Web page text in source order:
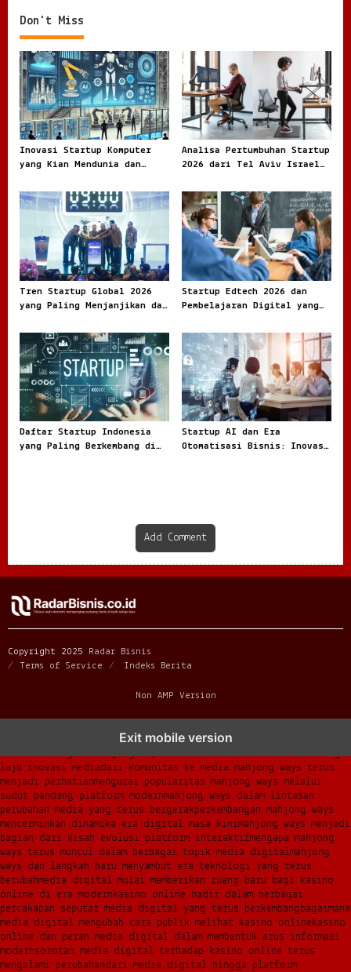
Don't Miss
Inovasi Startup Komputer
yang Kian Mendunia dan
Analisa Pertumbuhan Startup
2026 dari Tel Aviv Israel
Inovasi Global
Tren Startup Global 2026
yang Paling Menjanjikan dan
Startup Edtech 2026 dan
Pembelajaran Digital yang
Daftar Startup Indonesia
yang Paling Berkembang di
Startup AI dan Era
Otomatisasi Bisnis: Inovasi
Add Comment
Copyright 2025 Radar Bisnis
Terms of Service
Indeks Berita
Non AMP Version
Exit mobile version
fenomena mahjong ways muncul bersama pergeseran
laju inovasi mediadari komunitas ke media mahjong ways terus
menjadi perhatianmengurai popularitas mahjong ways melalui
sudut pandang platform modernmahjong ways dalam lintasan
perubahan media yang terus bergerakperkembangan mahjong ways
mencerminkan dinamika era digital masa kinimahjong ways menjadi
bagian dari kisah evolusi platform interaktifmengapa mahjong
ways terus muncul dalam berbagai topik media digitalmahjong
ways dan langkah baru menyambut era teknologi yang terus
berubahmedia digital mulai memberikan ruang baru bagi kasino
online di era modern kasino online hadir dalam berbagai
percakapan seputar media digital yang terus berkembang bagaimana
media digital mengubah cara publik melihat kasino online kasino
online dan peran media digital dalam membentuk arus informasi
modernsorotan media digital terhadap kasino online terus
mengalami perubahandari media digital hingga platform